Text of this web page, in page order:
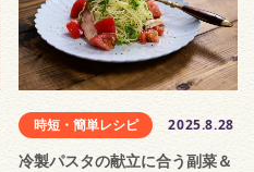
時短・簡単レシピ 2025.8.28
冷製パスタの献立に合う副菜＆